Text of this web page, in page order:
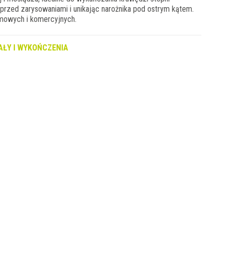
zarysowaniami i unikając narożnika pod ostrym kątem.
i komercyjnych.
I WYKOŃCZENIA